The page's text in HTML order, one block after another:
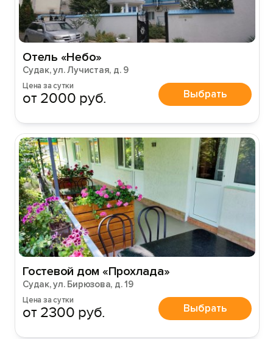
Отель «Небо»
Судак, ул. Лучистая, д. 9
Цена за сутки
от 2000 руб. Выбрать
Гостевой дом «Прохлада»
Судак, ул. Бирюзова, д. 19
Цена за сутки
от 2300 руб. Выбрать